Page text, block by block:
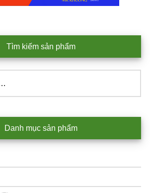
Tìm kiếm sản phẩm
Danh mục sản phẩm